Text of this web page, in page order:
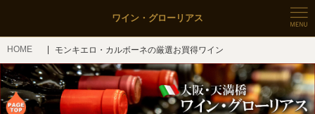
ワイン・グローリアス
HOME モンキエロ・カルボーネの厳選お買得ワイン